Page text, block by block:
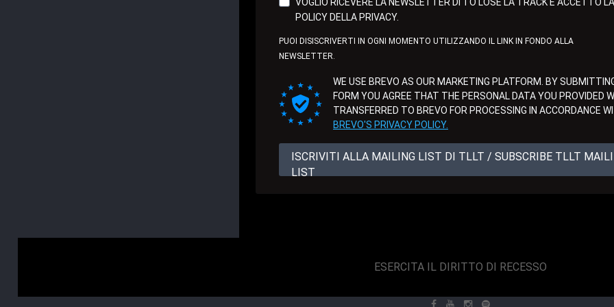
POLICY DELLA PRIVACY.
PUOI DISISCRIVERTI IN OGNI MOMENTO UTILIZZANDO IL LINK IN FONDO ALLA
NEWSLETTER.
WE USE BREVO AS OUR MARKETING PLATFORM. BY
FORM YOU AGREE THAT THE PERSONAL DATA YOU PROVIDED
TRANSFERRED TO BREVO FOR PROCESSING IN ACCORDANCE
BREVO'S PRIVACY POLICY.
ISCRIVITI ALLA MAILING LIST DI TLLT / SUBSCRIBE TLLT
LIST
ESERCITA IL DIRITTO DI RECESSO